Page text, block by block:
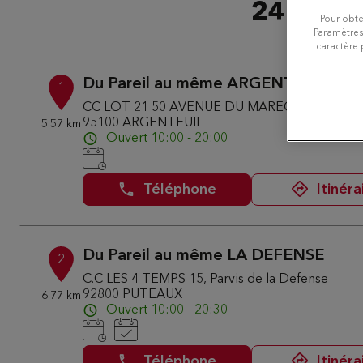
24
1
5.57 km
Du Pareil au même ARGENTEUIL
CC LOT 21 50 AVENUE DU MARECHAL FOCH
95100 ARGENTEUIL
Ouvert 10:00 - 20:00
Téléphone
2
6.77 km
Du Pareil au même LA DEFENSE
C.C LES 4 TEMPS 15, Parvis de la Defense
92800 PUTEAUX
Ouvert 10:00 - 20:30
Pour
caractère